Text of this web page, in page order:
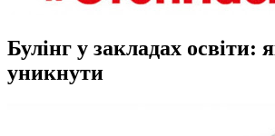
Булінг у закладах освіти:
уникнути